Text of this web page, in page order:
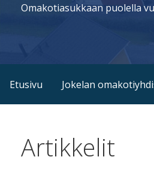
Omakotiasukkaan puolella
Etusivu Jokelan
Artikkelit